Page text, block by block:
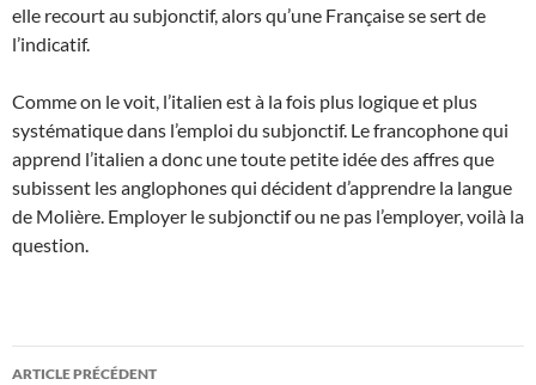
elle recourt au subjonctif, alors qu’une Française se sert de
l’indicatif.
Comme on le voit, l’italien est à la fois plus logique et plus
systématique dans l’emploi du subjonctif. Le francophone qui
apprend l’italien a donc une toute petite idée des affres que
subissent les anglophones qui décident d’apprendre la langue
de Molière. Employer le subjonctif ou ne pas l’employer, voilà la
question.
Navigation
ARTICLE PRÉCÉDENT